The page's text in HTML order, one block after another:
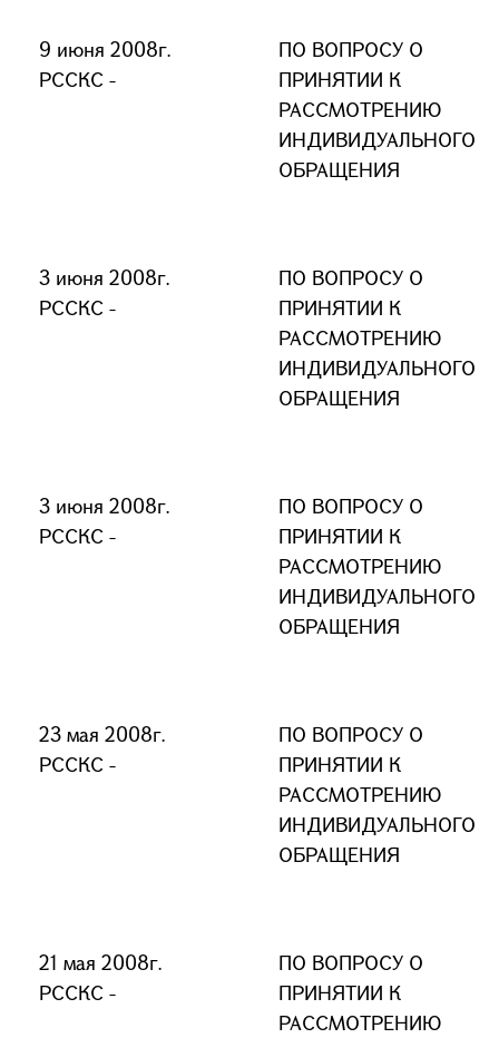
9 июня 2008г.
РССКС -
ПО ВОПРОСУ О
ПРИНЯТИИ К
РАССМОТРЕНИЮ
ИНДИВИДУАЛЬНОГО
ОБРАЩЕНИЯ
3 июня 2008г.
РССКС -
ПО ВОПРОСУ О
ПРИНЯТИИ К
РАССМОТРЕНИЮ
ИНДИВИДУАЛЬНОГО
ОБРАЩЕНИЯ
3 июня 2008г.
РССКС -
ПО ВОПРОСУ О
ПРИНЯТИИ К
РАССМОТРЕНИЮ
ИНДИВИДУАЛЬНОГО
ОБРАЩЕНИЯ
23 мая 2008г.
РССКС -
ПО ВОПРОСУ О
ПРИНЯТИИ К
РАССМОТРЕНИЮ
ИНДИВИДУАЛЬНОГО
ОБРАЩЕНИЯ
21 мая 2008г.
РССКС -
ПО ВОПРОСУ О
ПРИНЯТИИ К
РАССМОТРЕНИЮ